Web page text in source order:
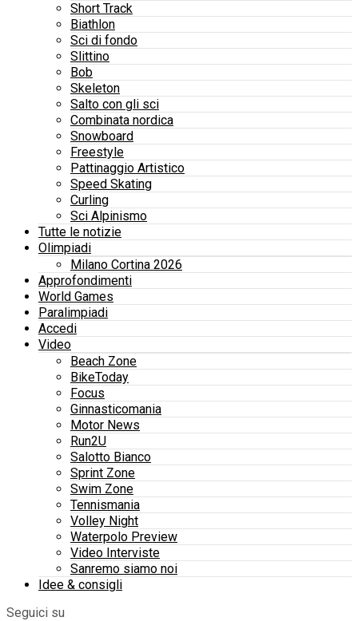
Short Track
Biathlon
Sci di fondo
Slittino
Bob
Skeleton
Salto con gli sci
Combinata nordica
Snowboard
Freestyle
Pattinaggio Artistico
Speed Skating
Curling
Sci Alpinismo
Tutte le notizie
Olimpiadi
Milano Cortina 2026
Approfondimenti
World Games
Paralimpiadi
Accedi
Video
Beach Zone
BikeToday
Focus
Ginnasticomania
Motor News
Run2U
Salotto Bianco
Sprint Zone
Swim Zone
Tennismania
Volley Night
Waterpolo Preview
Video Interviste
Sanremo siamo noi
Idee & consigli
Seguici su